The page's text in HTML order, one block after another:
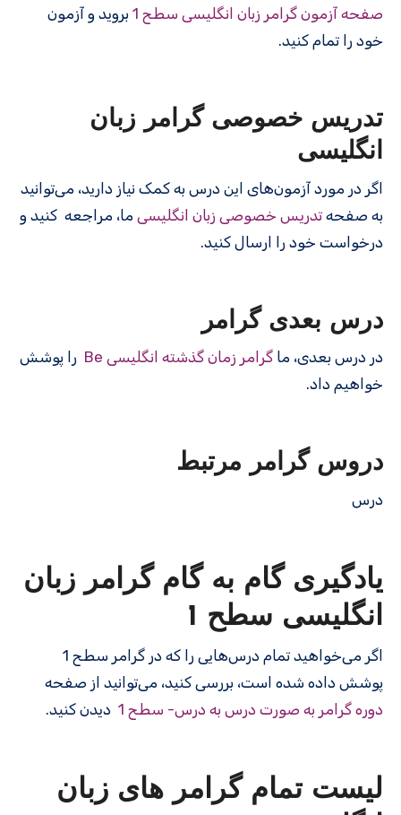
صفحه آزمون گرامر زبان انگلیسی سطح 1
بروید و آزمون
خود را تمام کنید.
تدریس خصوصی گرامر زبان
انگلیسی
اگر در مورد آزمون‌های این درس به کمک نیاز دارید، می‌توانید
به صفحه تدریس خصوصی زبان انگلیسی ما، مراجعه کنید و
درخواست خود را ارسال کنید.
درس بعدی گرامر
در درس بعدی، ما گرامر زمان گذشته انگلیسی Be
را پوشش
خواهیم داد.
دروس گرامر مرتبط
درس
یادگیری گام به گام گرامر زبان
انگلیسی سطح 1
اگر می‌خواهید تمام درس‌هایی را که در گرامر سطح 1
پوشش داده شده است، بررسی کنید، می‌توانید از صفحه
دوره گرامر به صورت درس به درس- سطح 1
دیدن کنید.
لیست تمام گرامر های زبان